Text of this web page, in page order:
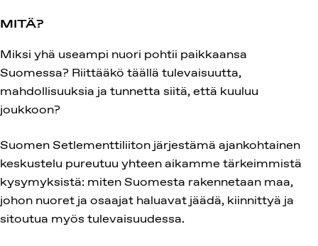
MITÄ?
Miksi yhä useampi nuori pohtii paikkaansa
Suomessa? Riittääkö täällä tulevaisuutta,
mahdollisuuksia ja tunnetta siitä, että kuuluu
joukkoon?
Suomen Setlementtiliiton järjestämä ajankohtainen
keskustelu pureutuu yhteen aikamme tärkeimmistä
kysymyksistä: miten Suomesta rakennetaan maa,
johon nuoret ja osaajat haluavat jäädä, kiinnittyä ja
sitoutua myös tulevaisuudessa.